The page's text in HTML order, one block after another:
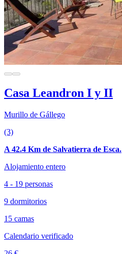
Casa Leandron I y II
Murillo de Gállego
(3)
A 42.4 Km de Salvatierra de Esca.
Alojamiento entero
4 - 19 personas
9 dormitorios
15 camas
Calendario verificado